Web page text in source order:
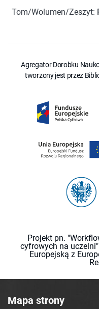
Tom/Wolumen/Zeszyt:
Agregator Dorobku
tworzony jest przez
Projekt pn.
cyfrowych na
Europejską z
Mapa strony